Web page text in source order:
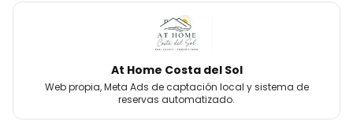
At Home Costa del Sol
Web propia, Meta Ads de captación local y sistema de
reservas automatizado.